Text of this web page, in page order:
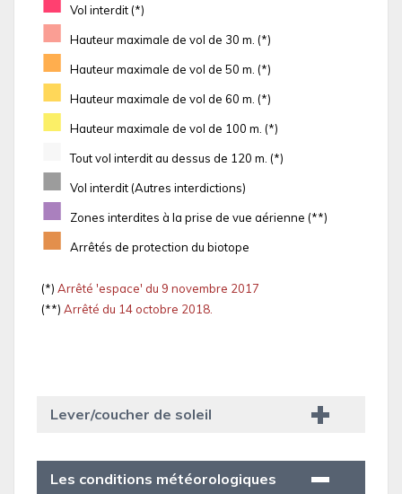
Vol interdit (*)
■ Hauteur maximale de vol de 30 m. (*)
■ Hauteur maximale de vol de 50 m. (*)
■ Hauteur maximale de vol de 60 m. (*)
■ Hauteur maximale de vol de 100 m. (*)
Tout vol interdit au dessus de 120 m. (*)
■ Vol interdit (Autres interdictions)
■ Zones interdites à la prise de vue aérienne (**)
■ Arrêtés de protection du biotope
(*) Arrêté 'espace' du 9 novembre 2017
(**) Arrêté du 14 octobre 2018.
Lever/coucher de soleil
Les conditions météorologiques